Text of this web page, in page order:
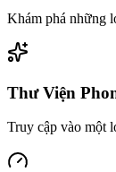
Khám phá những
Thư Viện
Truy cập vào một